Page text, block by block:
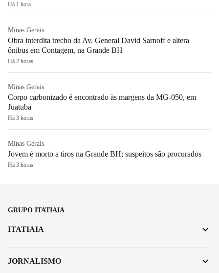
Há 1 hora
Minas Gerais
Obra interdita trecho da Av. General David Sarnoff e altera
ônibus em Contagem, na Grande BH
Há 2 horas
Minas Gerais
Corpo carbonizado é encontrado às margens da MG-050, em
Juatuba
Há 3 horas
Minas Gerais
Jovem é morto a tiros na Grande BH; suspeitos são procurados
Há 3 horas
GRUPO ITATIAIA
ITATIAIA
JORNALISMO